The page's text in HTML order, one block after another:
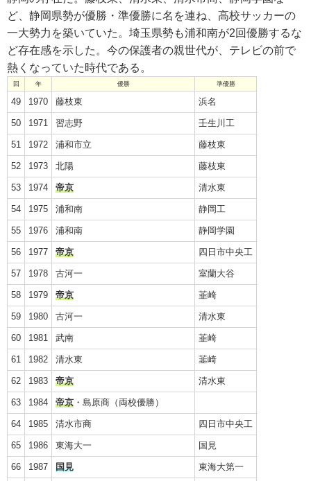
ど、静岡県勢が優勝・準優勝に名を連ね、高校サッカーの
一大勢力を築いていた。埼玉県勢も浦和南が2回優勝するな
ど存在感を示した。今の保護者の親世代が、テレビの前で
熱くなっていた時代である。
回 年 優勝 準優勝
49 1970 藤枝東 浜名
50 1971 習志野 壬生川工
51 1972 浦和市立 藤枝東
52 1973 北陽 藤枝東
53 1974 帝京 清水東
54 1975 浦和南 静岡工
55 1976 浦和南 静岡学園
56 1977 帝京 四日市中央工
57 1978 古河一 室蘭大谷
58 1979 帝京 韮崎
59 1980 古河一 清水東
60 1981 武南 韮崎
61 1982 清水東 韮崎
62 1983 帝京 清水東
63 1984 帝京 ・島原商（両校優勝）
64 1985 清水市商 四日市中央工
65 1986 東海大一 国見
66 1987 国見 東海大第一